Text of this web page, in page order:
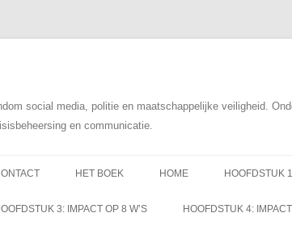
social media, politie en maatschappelijke veiligheid.
en communicatie.
naar
HET BOEK HOME HOOFDSTUK
3: IMPACT OP 8 W’S HOOFDSTUK 4: